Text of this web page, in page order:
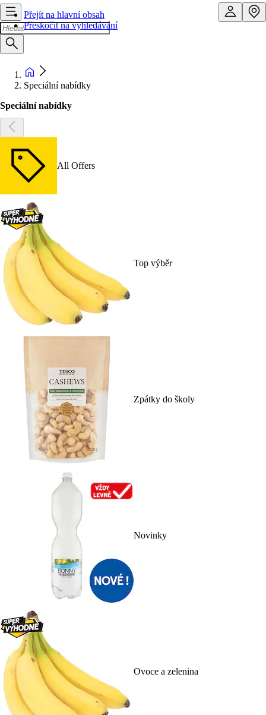
Přejít na hlavní obsah
Přeskočit na vyhledávání
Speciální nabídky
Speciální nabídky
All Offers
Top výběr
Zpátky do školy
Novinky
Ovoce a zelenina